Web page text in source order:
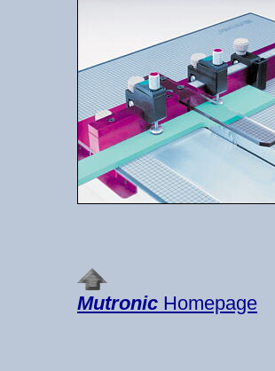
Mutronic Homepage